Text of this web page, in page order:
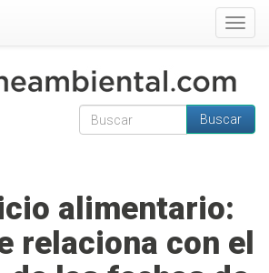
Formulario de
Buscar
alimentario:
relaciona con el